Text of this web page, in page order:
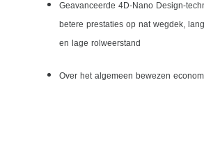
Geavanceerde 4D-Nano Design-
betere prestaties op nat wegdek,
en lage rolweerstand
Over het algemeen bewezen